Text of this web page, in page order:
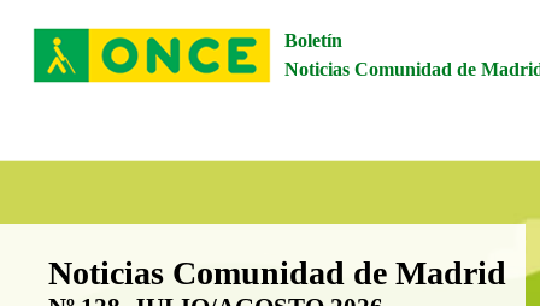
Boletín
Noticias Comunidad de
Boletín Noticias Comunidad de
Noticias Comunidad de Madrid